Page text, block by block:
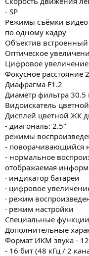
- SP
Режимы съёмки видео
по одному кадру
Объектив
Оптическое
Цифровое
Фокусное расстояние
Диафрагма F1.2
Диаметр фильтра
Видоискатель
Дисплей цветной ЖК
- диагональ: 2.5"
режимы
- поворачивающийся
- нормальное
отображаемая
· индикатор батареи
· цифровое
· режим
· режим настройки
Специальные
Дополнительные
Формат ИКМ звука -
- 16 бит (48 кГц / 2